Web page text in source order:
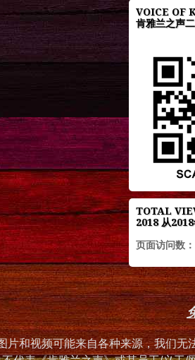
VOICE OF
肯雅兰之声
TOTAL
2018 从
页面访问数：
片和视频可能来自各种来源，我们无